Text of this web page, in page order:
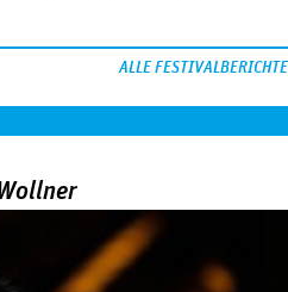
ALLE FESTIVALBERICHTE